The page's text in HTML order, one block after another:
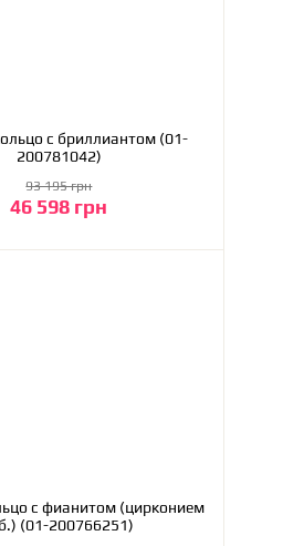
200781042)
46 598 грн
93 195 грн
В корзину
с фианитом (цирконием
(01-200766251)